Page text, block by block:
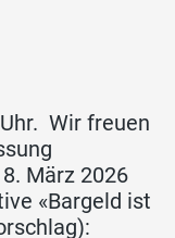
Wir freuen
März 2026
«Bargeld ist